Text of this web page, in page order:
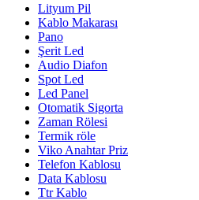
Lityum Pil
Kablo Makarası
Pano
Şerit Led
Audio Diafon
Spot Led
Led Panel
Otomatik Sigorta
Zaman Rölesi
Termik röle
Viko Anahtar Priz
Telefon Kablosu
Data Kablosu
Ttr Kablo